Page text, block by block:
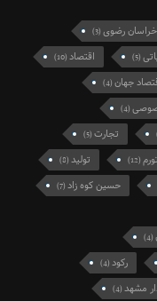
رضوی(3)
(5) اقتصاد(10)
جهان(4)
(4)
تجارت(5)
تورم(12) تولید(8)
حسین کوه زاد(7)
(4)
رکود(4)
مشهد(4)